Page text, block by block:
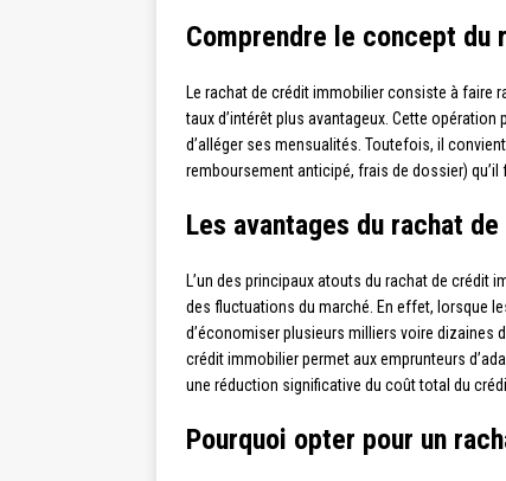
Comprendre le concept
Le rachat de crédit immobilier consiste à faire
taux d’intérêt plus avantageux. Cette
d’alléger ses mensualités. Toutefois, il
remboursement anticipé, frais de dossier)
Les avantages du rachat
L’un des principaux atouts du rachat de crédit
des fluctuations du marché. En effet, lorsque
d’économiser plusieurs milliers voire dizaines
crédit immobilier permet aux emprunteurs
une réduction significative du coût total du
Pourquoi opter pour un